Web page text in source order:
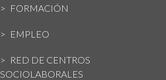
FORMACIÓN
EMPLEO
RED DE CENTROS
SOCIOLABORALES